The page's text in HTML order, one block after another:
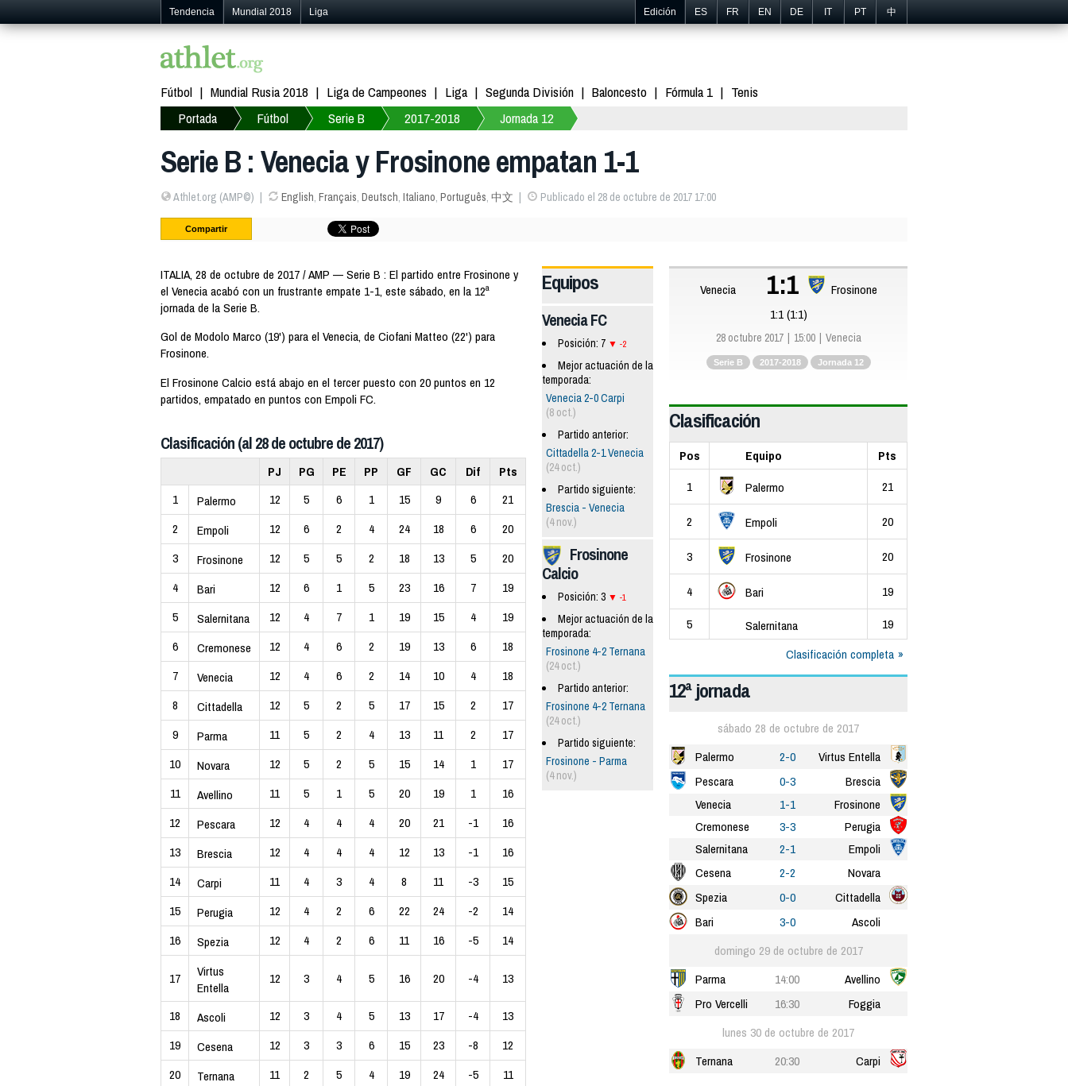
Tendencia Mundial 2018 Liga Edición ES FR EN DE IT PT 中
Fútbol Mundial Rusia 2018 Liga de Campeones Liga Segunda División Baloncesto Fórmula 1
Tenis
Portada
Fútbol Serie B 2017-2018 Jornada 12
Serie B : Venecia y Frosinone empatan 1-1
Athlet.org (AMP©) English, Français, Deutsch, Italiano, Português, 中文 Publicado el 28 de octubre de 2017 17:00
Compartir
ITALIA, 28 de octubre de 2017 / AMP — Serie B : El partido entre Frosinone y
el Venecia acabó con un frustrante empate 1-1, este sábado, en la 12ª
jornada de la Serie B.
Gol de Modolo Marco (19') para el Venecia, de Ciofani Matteo (22') para
Frosinone.
El Frosinone Calcio está abajo en el tercer puesto con 20 puntos en 12
partidos, empatado en puntos con Empoli FC.
Clasificación (al 28 de octubre de 2017)
PJ PG PE PP GF GC Dif
Pts
1
Palermo 12 5 6 1 15 9 6
21
2
Empoli 12 6 2 4 24 18 6
20
3
Frosinone 12 5 5 2 18 13 5
20
4
Bari 12 6 1 5 23 16 7
19
5
Salernitana 12 4 7 1 19 15 4
19
6
Cremonese 12 4 6 2 19 13 6
18
7
Venecia 12 4 6 2 14 10 4
18
8
Cittadella 12 5 2 5 17 15 2
17
9
Parma 11 5 2 4 13 11 2
17
10
Novara 12 5 2 5 15 14 1
17
11
Avellino 11 5 1 5 20 19 1
16
12
Pescara 12 4 4 4 20 21 -1
16
13
Brescia 12 4 4 4 12 13 -1
16
14
Carpi 11 4 3 4 8 11 -3
15
15
Perugia 12 4 2 6 22 24 -2
14
16
Spezia 12 4 2 6 11 16 -5 14
17
Virtus
Entella
12 3 4 5 16 20 -4 13
18 Ascoli 12 3 4 5 13 17 -4
13
19
Cesena 12 3 3 6 15 23 -8
12
20
Ternana 11 2 5 4 19 24 -5
11
Equipos
Venecia FC
Posición: 7 -2
Mejor actuación de la
temporada:
Venecia 2-0 Carpi
(8 oct.)
Partido anterior:
Cittadella 2-1 Venecia
(24 oct.)
Partido siguiente:
Brescia - Venecia
(4 nov.)
Frosinone
Calcio
Posición: 3 -1
Mejor actuación de la
temporada:
Frosinone 4-2 Ternana
(24 oct.)
Partido anterior:
Frosinone 4-2 Ternana
(24 oct.)
Partido siguiente:
Frosinone - Parma
(4 nov.)
Venecia 1:1
Frosinone
1:1 (1:1)
28 octubre 2017 15:00 Venecia
Serie B 2017-2018 Jornada 12
Clasificación
Pos Equipo
Pts
1
Palermo 21
2 Empoli 20
3 Frosinone 20
4 Bari
19
5
Salernitana
19
Clasificación completa
12ª jornada
sábado 28 de octubre de 2017
Palermo
2-0
Virtus Entella
Pescara
0-3
Brescia
Venecia
1-1
Frosinone
Cremonese
3-3
Perugia
Salernitana
2-1
Empoli
Cesena
2-2
Novara
Spezia
0-0
Cittadella
Bari
3-0
Ascoli
domingo 29 de octubre de 2017
Parma
14:00
Avellino
Pro Vercelli
16:30
Foggia
lunes 30 de octubre de 2017
Ternana
20:30 Carpi